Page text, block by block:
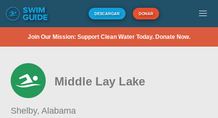
DESCARGAR DONAR
Join Our Mission: Support Clean Water Today. Donate Now.
Middle Lay Lake
Shelby,Alabama